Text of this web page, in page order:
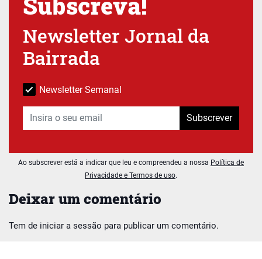
Deixar um comentário
Tem de iniciar a sessão para publicar um comentário.
Newsletter Jornal da
Bairrada
Newsletter Semanal
Subscrever
Ao subscrever está a indicar que leu e compreendeu a nossa Política de
Privacidade e Termos de uso.